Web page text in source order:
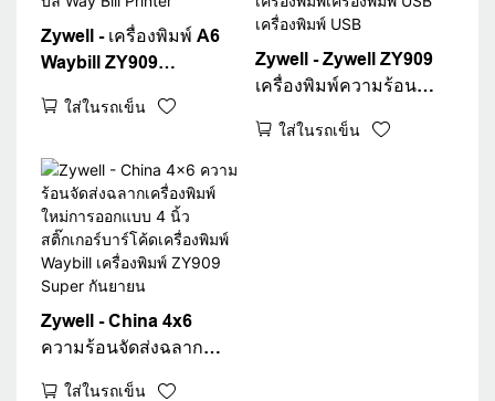
Zywell - เครื่องพิมพ์ A6
Waybill ZY909
เครื่องพิมพ์ความร้อนแบบ
Way Bill Printer
ใส่ในรถเข็น
Zywell - Zywell ZY909
เครื่องพิมพ์ความร้อน
เครื่องพิมพ์เดสก์ท็อปที่อยู่
ใส่ในรถเข็น
Zywell - China 4x6
ความร้อนจัดส่งฉลาก
ใส่ในรถเข็น